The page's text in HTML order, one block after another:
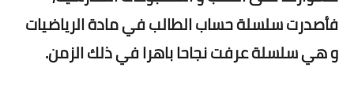
فأصدرت سلسلة حساب الطالب في مادة الرياضيات
و هي سلسلة عرفت نجاحا باهرا في ذلك الزمن.